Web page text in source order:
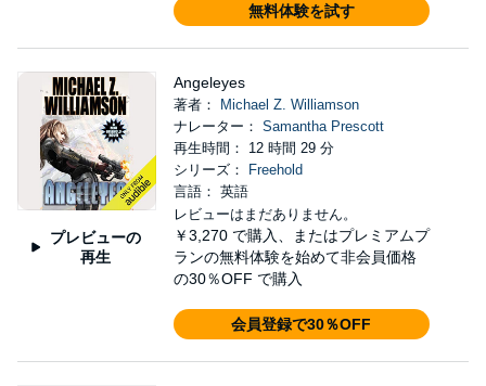
無料体験を試す
プレビューの
再生
Angeleyes
著者：
Michael Z. Williamson
ナレーター： Samantha Prescott
再生時間： 12 時間 29 分
シリーズ：
Freehold
言語： 英語
レビューはまだありません。
￥3,270 で購入、またはプレミアムプ
ランの無料体験を始めて非会員価格
の30％OFF で購入
会員登録で30％OFF